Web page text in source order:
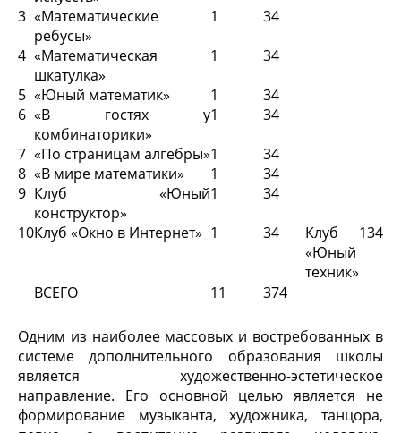
3 «Математические
ребусы»
1
34
4 «Математическая
шкатулка»
1
34
5 «Юный математик» 1
34
6 «В гостях у
комбинаторики»
1
34
7 «По страницам алгебры»1
34
8 «В мире математики» 1
34
9 Клуб «Юный
конструктор»
1
34
10Клуб «Окно в Интернет» 1 34
Клуб
«Юный
техник»
134
ВСЕГО 11 374
Одним из наиболее массовых и востребованных в
системе дополнительного образования школы
является художественно-эстетическое
направление. Его основной целью является не
формирование музыканта, художника, танцора,